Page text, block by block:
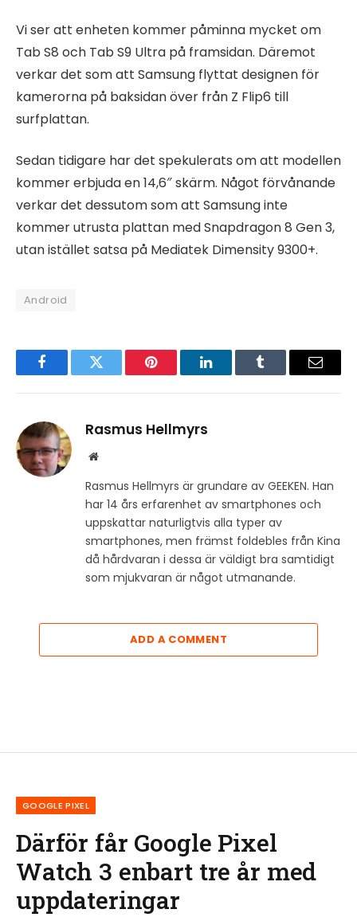
Vi ser att enheten kommer påminna mycket om
Tab S8 och Tab S9 Ultra på framsidan. Däremot
verkar det som att Samsung flyttat designen för
kamerorna på baksidan över från Z Flip6 till
surfplattan.
Sedan tidigare har det spekulerats om att modellen
kommer erbjuda en 14,6″ skärm. Något förvånande
verkar det dessutom som att Samsung inte
kommer utrusta plattan med Snapdragon 8 Gen 3,
utan istället satsa på Mediatek Dimensity 9300+.
Android
FacebookTwitter Pinterest LinkedInTumblr Email
Rasmus Hellmyrs
Website
Rasmus Hellmyrs är grundare av GEEKEN. Han
har 14 års erfarenhet av smartphones och
uppskattar naturligtvis alla typer av
smartphones, men främst foldebles från Kina
då hårdvaran i dessa är väldigt bra samtidigt
som mjukvaran är något utmanande.
ADD A COMMENT
GOOGLE PIXEL
Därför får Google Pixel
Watch 3 enbart tre år med
uppdateringar